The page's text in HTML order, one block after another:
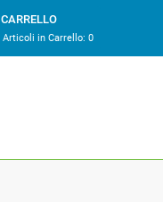
CARRELLO
Articoli in Carrello:0